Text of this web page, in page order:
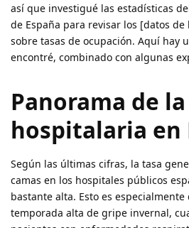
así que investigué las estadísticas
de España para revisar los [datos
sobre tasas de ocupación. Aquí hay
encontré, combinado con algunas
Panorama de
hospitalaria en
Según las últimas cifras, la tasa
camas en los hospitales públicos
bastante alta. Esto es
temporada alta de gripe invernal,